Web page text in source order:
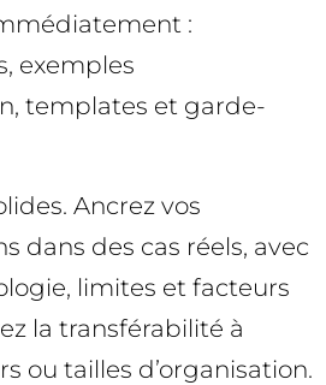
:
exemples
templates et garde-
Ancrez vos
dans des cas réels, avec
limites et facteurs
la transférabilité à
ou tailles d’organisation.